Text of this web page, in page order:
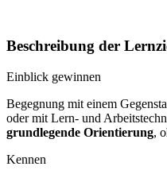
Beschreibung der
Einblick gewinnen
Begegnung mit einem
oder mit Lern- und
grundlegende Orientierung,
Kennen